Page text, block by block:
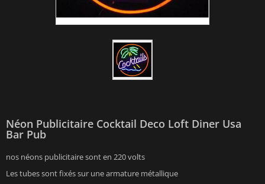
Néon Publicitaire Cocktail Deco Loft Diner Usa
Bar Pub
nos néons publicitaire sont en 220 volts
Les tubes sont fixés sur une armature métallique